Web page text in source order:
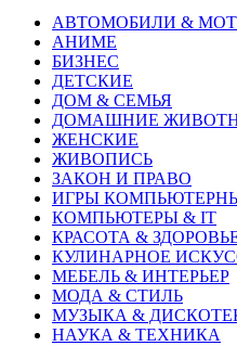
АВТОМОБИЛИ &
АНИМЕ
БИЗНЕС
ДЕТСКИЕ
ДОМ & СЕМЬЯ
ДОМАШНИЕ
ЖЕНСКИЕ
ЖИВОПИСЬ
ЗАКОН И ПРАВО
ИГРЫ
КОМПЬЮТЕРЫ & IT
КРАСОТА &
КУЛИНАРНОЕ
МЕБЕЛЬ & ИНТЕРЬЕР
МОДА & СТИЛЬ
МУЗЫКА &
НАУКА & ТЕХНИКА